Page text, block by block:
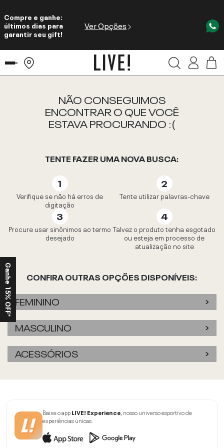
Compre e ganhe:
últimos dias para
garantir seu gift!
Ver Opções
NÃO CONSEGUIMOS
ENCONTRAR O QUE VOCÊ
ESTAVA PROCURANDO :(
TENTE FAZER UMA NOVA BUSCA:
Verifique se não há erros de
digitação
Tente utilizar palavras-chave
Procure usar sinônimos ao termo
desejado
Talvez o produto tenha esgotado
ou esteja em processo de
atualização no site
CONFIRA OUTRAS OPÇÕES DISPONÍVEIS:
FEMININO
MASCULINO
ACESSÓRIOS
Baixe o appLIVE! Experience, nosso universo esportivo de
experiências únicas.
Ganhe 15% OFF*